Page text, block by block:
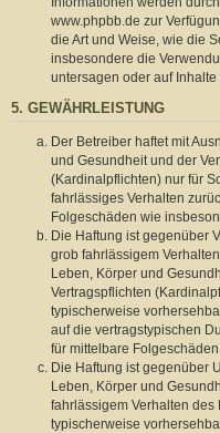
www.phpbb.de zur
die Art und Weise, wie die
insbesondere die
untersagen oder auf
5. GEWÄHRLEISTUNG
Der Betreiber haftet mit
und Gesundheit und der
(Kardinalpflichten) nur für
fahrlässiges Verhalten
Folgeschäden wie
Die Haftung ist gegenüber
grob fahrlässigem
Leben, Körper und
Vertragspflichten
typischerweise
auf die vertragstypischen
für mittelbare
Die Haftung ist gegenüber
Leben, Körper und
fahrlässigem Verhalten
typischerweise